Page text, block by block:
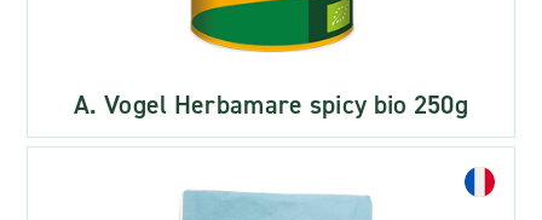
A. Vogel Herbamare spicy bio 250g